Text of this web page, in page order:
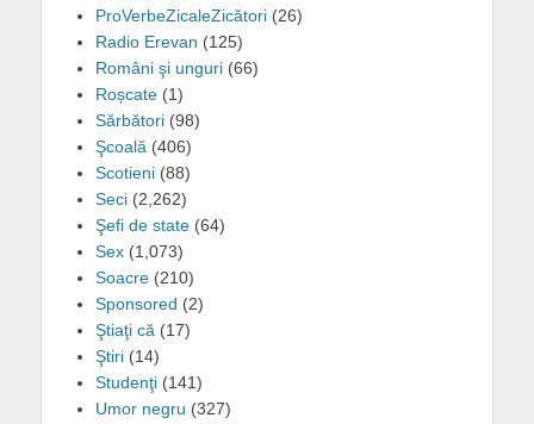
ProVerbeZicaleZicători (26)
Radio Erevan (125)
Români şi unguri (66)
Roșcate (1)
Sărbători (98)
Şcoală (406)
Scotieni (88)
Seci (2,262)
Şefi de state (64)
Sex (1,073)
Soacre (210)
Sponsored (2)
Ştiaţi că (17)
Ştiri (14)
Studenţi (141)
Umor negru (327)